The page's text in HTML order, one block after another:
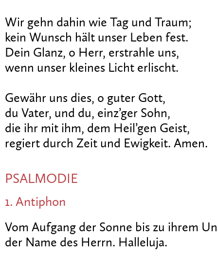
Wir gehn dahin wie Tag und Traum;
kein Wunsch hält unser Leben fest.
Dein Glanz, o Herr, erstrahle uns,
wenn unser kleines Licht erlischt.
Gewähr uns dies, o guter Gott,
du Vater, und du, einz’ger Sohn,
die ihr mit ihm, dem Heil’gen Geist,
regiert durch Zeit und Ewigkeit. Amen.
PSALMODIE
1. Antiphon
Vom Aufgang der Sonne bis zu ihrem
der Name des Herrn. Halleluja.